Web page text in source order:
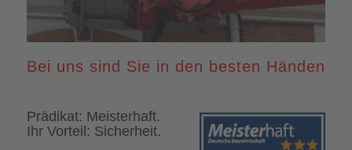
Bei uns sind Sie in den besten Händen
Prädikat: Meisterhaft.
Ihr Vorteil: Sicherheit.